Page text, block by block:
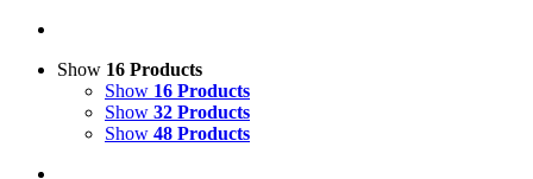
Show 16 Products
Show 16 Products
Show 32 Products
Show 48 Products